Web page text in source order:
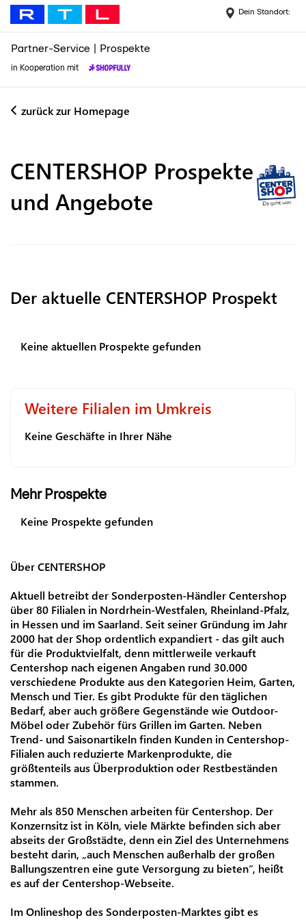
Dein Standort:
Partner-Service Prospekte
in Kooperation mit
zurück zur Homepage
Weitere Filialen im Umkreis
Keine Geschäfte in Ihrer Nähe
CENTERSHOP Prospekte
und Angebote
Der aktuelle CENTERSHOP Prospekt
Keine aktuellen Prospekte gefunden
Mehr Prospekte
Keine Prospekte gefunden
Über CENTERSHOP
Aktuell betreibt der Sonderposten-Händler Centershop
über 80 Filialen in Nordrhein-Westfalen, Rheinland-Pfalz,
in Hessen und im Saarland. Seit seiner Gründung im Jahr
2000 hat der Shop ordentlich expandiert - das gilt auch
für die Produktvielfalt, denn mittlerweile verkauft
Centershop nach eigenen Angaben rund 30.000
verschiedene Produkte aus den Kategorien Heim, Garten,
Mensch und Tier. Es gibt Produkte für den täglichen
Bedarf, aber auch größere Gegenstände wie Outdoor-
Möbel oder Zubehör fürs Grillen im Garten. Neben
Trend- und Saisonartikeln finden Kunden in Centershop-
Filialen auch reduzierte Markenprodukte, die
größtenteils aus Überproduktion oder Restbeständen
stammen.
Mehr als 850 Menschen arbeiten für Centershop. Der
Konzernsitz ist in Köln, viele Märkte befinden sich aber
abseits der Großstädte, denn ein Ziel des Unternehmens
besteht darin, „auch Menschen außerhalb der großen
Ballungszentren eine gute Versorgung zu bieten“, heißt
es auf der Centershop-Webseite.
Im Onlineshop des Sonderposten-Marktes gibt es